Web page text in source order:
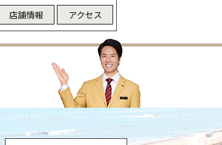
店舗情報 アクセス